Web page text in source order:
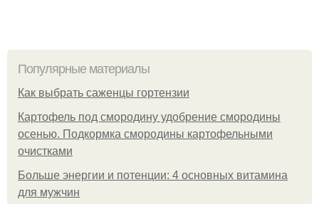
Популярные материалы
Как выбрать саженцы гортензии
Картофель под смородину удобрение смородины
осенью. Подкормка смородины картофельными
очистками
Больше энергии и потенции: 4 основных витамина
для мужчин